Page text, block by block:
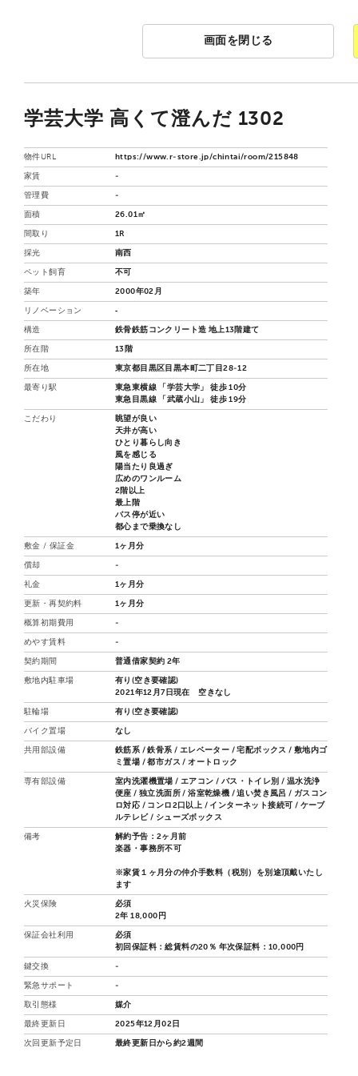
画面を閉じる
学芸大学 高くて澄んだ 1302
物件URL https://www.r-store.jp/chintai/room/215848
家賃 -
管理費 -
面積 26.01㎡
間取り 1R
採光 南西
ペット飼育 不可
築年 2000年02月
リノベーション ‐
構造 鉄骨鉄筋コンクリート造 地上13階建て
所在階 13階
所在地 東京都目黒区目黒本町二丁目28-12
最寄り駅
東急東横線 「学芸大学」 徒歩 10分
東急目黒線 「武蔵小山」 徒歩 19分
こだわり
眺望が良い
天井が高い
ひとり暮らし向き
風を感じる
陽当たり良過ぎ
広めのワンルーム
2階以上
最上階
バス停が近い
都心まで乗換なし
敷金 / 保証金 1ヶ月分
償却 -
礼金 1ヶ月分
更新・再契約料 1ヶ月分
概算初期費用 -
めやす賃料 -
契約期間 普通借家契約 2年
敷地内駐車場
有り(空き要確認)
2021年12月7日現在 空きなし
駐輪場 有り(空き要確認)
バイク置場 なし
共用部設備
鉄筋系 / 鉄骨系 / エレベーター / 宅配ボックス / 敷地内ゴ
ミ置場 / 都市ガス / オートロック
専有部設備
室内洗濯機置場 / エアコン / バス・トイレ別 / 温水洗浄
便座 / 独立洗面所 / 浴室乾燥機 / 追い焚き風呂 / ガスコン
ロ対応 / コンロ2口以上 / インターネット接続可 / ケーブ
ルテレビ / シューズボックス
備考
解約予告：2ヶ月前
楽器・事務所不可
※家賃１ヶ月分の仲介手数料（税別）を別途頂戴いたし
ます
火災保険
必須
2年 18,000円
保証会社利用
必須
初回保証料：総賃料の20％ 年次保証料：10,000円
鍵交換 -
緊急サポート -
取引態様 媒介
最終更新日 2025年12月02日
次回更新予定日 最終更新日から約2週間